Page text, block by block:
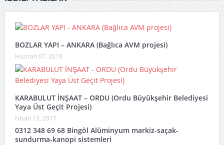
BOZLAR YAPI – ANKARA (Bağlıca AVM projesi)
Haziran 07, 2018
KARABULUT İNŞAAT – ORDU (Ordu Büyükşehir Belediyesi
Yaya Üst Geçit Projesi)
Nisan 13, 2017
0312 348 69 68 Bingöl Alüminyum markiz-saçak-
sundurma-kanopi sistemleri